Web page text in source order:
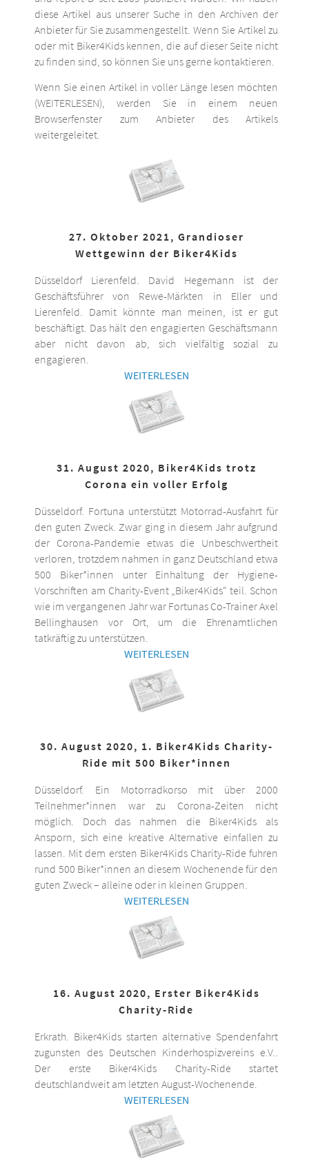
diese Artikel aus unserer Suche in den Archiven der
Anbieter für Sie zusammengestellt. Wenn Sie Artikel zu
oder mit Biker4Kids kennen, die auf dieser Seite nicht
zu finden sind, so können Sie uns gerne kontaktieren.
Wenn Sie einen Artikel in voller Länge lesen möchten
(WEITERLESEN), werden Sie in einem neuen
Browserfenster zum Anbieter des Artikels
weitergeleitet.
27. Oktober 2021, Grandioser
Wettgewinn der Biker4Kids
Düsseldorf Lierenfeld. David Hegemann ist der
Geschäftsführer von Rewe-Märkten in Eller und
Lierenfeld. Damit könnte man meinen, ist er gut
beschäftigt. Das hält den engagierten Geschäftsmann
aber nicht davon ab, sich vielfältig sozial zu
engagieren.
WEITERLESEN
31. August 2020, Biker4Kids trotz
Corona ein voller Erfolg
Düsseldorf. Fortuna unterstützt Motorrad-Ausfahrt für
den guten Zweck. Zwar ging in diesem Jahr aufgrund
der Corona-Pandemie etwas die Unbeschwertheit
verloren, trotzdem nahmen in ganz Deutschland etwa
500 Biker*innen unter Einhaltung der Hygiene-
Vorschriften am Charity-Event „Biker4Kids“ teil. Schon
wie im vergangenen Jahr war Fortunas Co-Trainer Axel
Bellinghausen vor Ort, um die Ehrenamtlichen
tatkräftig zu unterstützen.
WEITERLESEN
30. August 2020, 1. Biker4Kids Charity-
Ride mit 500 Biker*innen
Düsseldorf. Ein Motorradkorso mit über 2000
Teilnehmer*innen war zu Corona-Zeiten nicht
möglich. Doch das nahmen die Biker4Kids als
Ansporn, sich eine kreative Alternative einfallen zu
lassen. Mit dem ersten Biker4Kids Charity-Ride fuhren
rund 500 Biker*innen an diesem Wochenende für den
guten Zweck – alleine oder in kleinen Gruppen.
WEITERLESEN
16. August 2020, Erster Biker4Kids
Charity-Ride
Erkrath. Biker4Kids starten alternative Spendenfahrt
zugunsten des Deutschen Kinderhospizvereins e.V..
Der erste Biker4Kids Charity-Ride startet
deutschlandweit am letzten August-Wochenende.
WEITERLESEN